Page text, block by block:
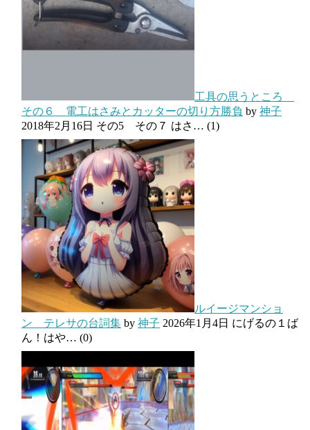
工具の思うところ
その６ 電工はさみとカッターの切り方勝負 by 神子
2018年2月16日 その5 その７ はさ… (1)
ルイージマンショ
ン テレサの台詞集 by 神子 2026年1月4日 にげるの１ば
ん！はや… (0)